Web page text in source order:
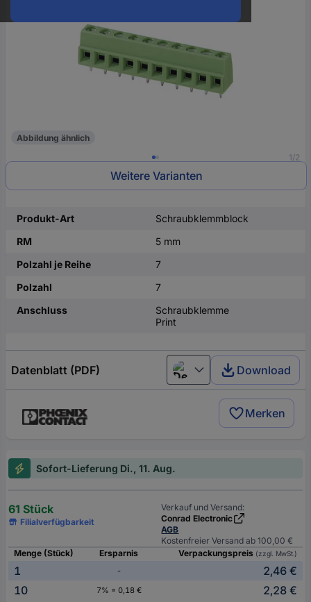
1/2
Abbildung ähnlich
Weitere Varianten
Produkt-Art
Schraubklemmblock
RM
5 mm
Polzahl je Reihe
7
Polzahl
7
Anschluss
Schraubklemme
Print
Datenblatt (PDF) Deutsch (Deutschland)
Download
Merken
Sofort-Lieferung Di., 11. Aug.
61 Stück
Filialverfügbarkeit
Verkauf und Versand:
Conrad Electronic
AGB
Kostenfreier Versand ab 100,00 €
Menge (Stück)
Ersparnis Verpackungspreis (zzgl. MwSt.)
1 -
2,46 €
10
7% = 0,18 €
2,28 €